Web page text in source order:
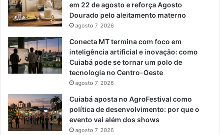
em 22 de agosto e reforça Agosto
Dourado pelo aleitamento materno
agosto 7, 2026
Conecta MT termina com foco em
inteligência artificial e inovação: como
Cuiabá pode se tornar um polo de
tecnologia no Centro-Oeste
agosto 7, 2026
Cuiabá aposta no AgroFestival como
política de desenvolvimento: por que o
evento vai além dos shows
agosto 7, 2026